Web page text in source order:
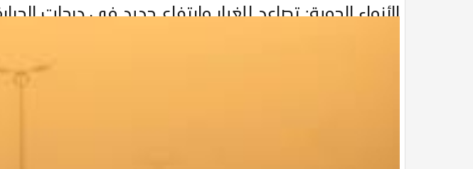
الأنواء الجوية: تصاعد للغبار وارتفاع جديد في درجات